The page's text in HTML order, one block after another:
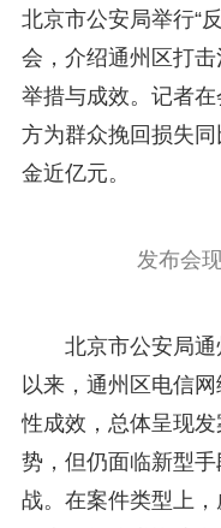
北京市公安局举行“
会，介绍通州区打
举措与成效。记者
方为群众挽回损失
金近亿元。
发布会
北京市公安局
以来，通州区电信
性成效，总体呈现发
势，但仍面临新型
战。在案件类型上